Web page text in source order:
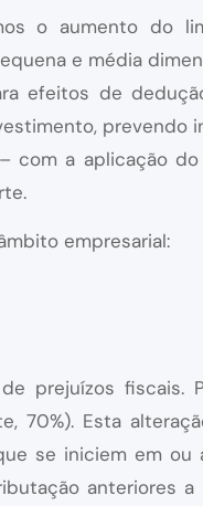
o aumento do
e média
efeitos de
prevendo
com a aplicação
empresarial:
prejuízos fiscais.
70%). Esta
se iniciem em ou
anteriores